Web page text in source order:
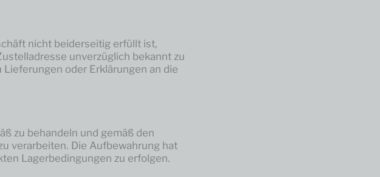
nicht beiderseitig erfüllt ist,
unverzüglich bekannt zu
oder Erklärungen an die
zu behandeln und gemäß den
verarbeiten. Die Aufbewahrung hat
Lagerbedingungen zu erfolgen.